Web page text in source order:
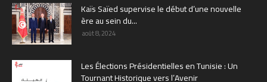
Kaïs Saïed supervise le début d’une nouvelle
ère au sein du...
août 8, 2024
Les Élections Présidentielles en Tunisie : Un
Tournant Historique vers l’Avenir